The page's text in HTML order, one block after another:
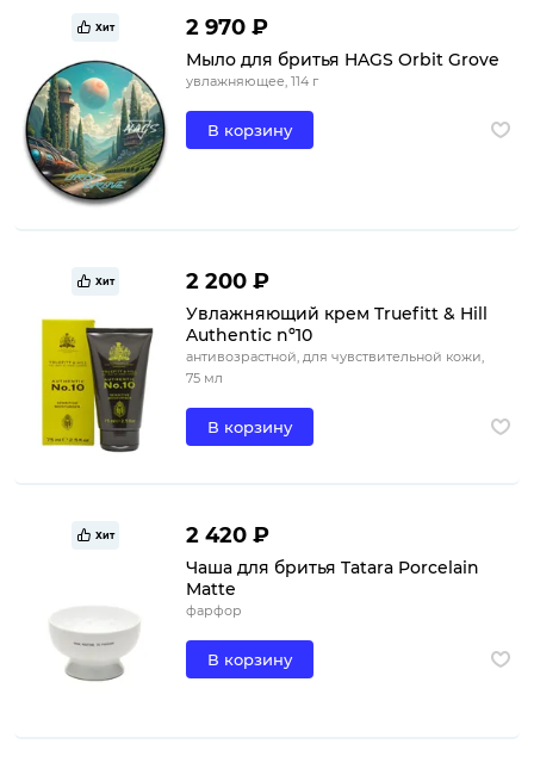
Хит 2 970 ₽
Мыло для бритья HAGS Orbit Grove
увлажняющее, 114 г
В корзину
Хит 2 200 ₽
Увлажняющий крем Truefitt & Hill
Authentic nº10
антивозрастной, для чувствительной кожи,
75 мл
В корзину
Хит 2 420 ₽
Чаша для бритья Tatara Porcelain
Matte
фарфор
В корзину